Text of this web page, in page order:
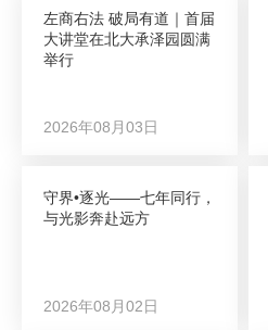
左商右法 破局有道｜首届
大讲堂在北大承泽园圆满
举行
2026年08月03日
守界•逐光——七年同行，
与光影奔赴远方
2026年08月02日